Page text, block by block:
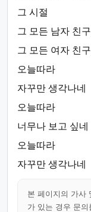
그 시절
그 모든 남자 친
그 모든 여자 친
오늘따라
자꾸만 생각나네
오늘따라
너무나 보고 싶네
오늘따라
자꾸만 생각나네
본 페이지의 가사
가 있는 경우 문의